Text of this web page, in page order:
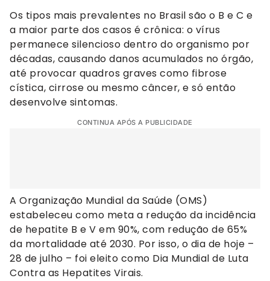
Os tipos mais prevalentes no Brasil são o B e C e
a maior parte dos casos é crônica: o vírus
permanece silencioso dentro do organismo por
décadas, causando danos acumulados no órgão,
até provocar quadros graves como fibrose
cística, cirrose ou mesmo câncer, e só então
desenvolve sintomas.
CONTINUA APÓS A PUBLICIDADE
A Organização Mundial da Saúde (OMS)
estabeleceu como meta a redução da incidência
de hepatite B e V em 90%, com redução de 65%
da mortalidade até 2030. Por isso, o dia de hoje –
28 de julho – foi eleito como Dia Mundial de Luta
Contra as Hepatites Virais.